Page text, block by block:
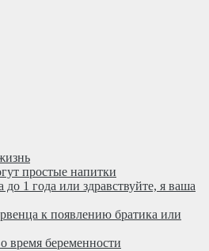
простые напитки
1 года или здравствуйте, я ваша
к появлению братика или
время беременности